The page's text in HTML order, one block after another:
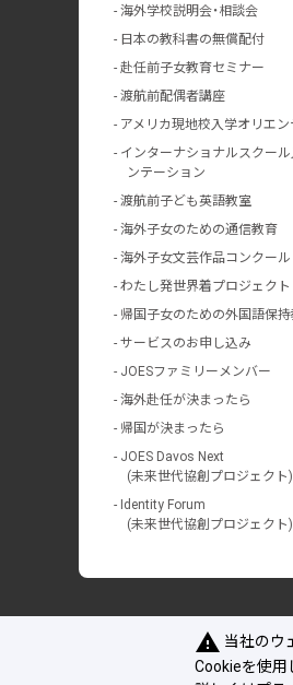
海外学校説明会・相談会
日本の教科書の無償配付
赴任前子女教育セミナー
渡航前配偶者講座
アメリカ現地校入学オリエ
インターナショナルスクー
ンテーション
渡航前子ども英語教室
海外子女のための通信教育
海外子女文芸作品コンクール
わたし発世界着プロジェクト
帰国子女のための外国語保
サービスのお申し込み
JOESファミリーメンバー
海外赴任が決まったら
帰国が決まったら
JOES Davos Next
(未来世代協創プロジェクト)
Identity Forum
(未来世代協創プロジェクト)
warning 当社のウ
Cookieを使用